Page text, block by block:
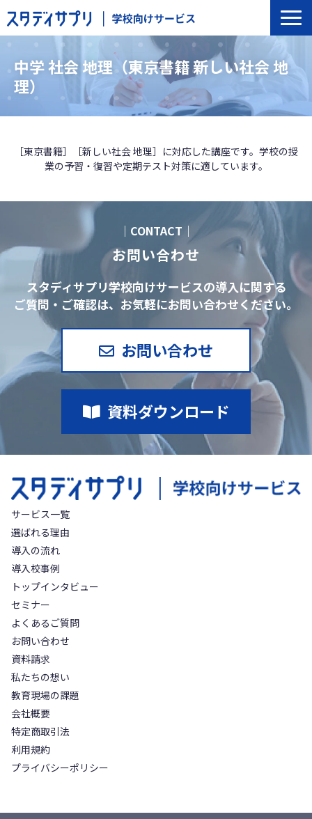
サービス一覧
選ばれる理由
導入の流れ
トップインタビュー
セミナー
よくあるご質問
中学 社会 地理（東京書籍 新しい社会 地
理）
［東京書籍］［新しい社会 地理］に対応した講座です。学校の授
業の予習・復習や定期テスト対策に適しています。
｜CONTACT｜
お問い合わせ
スタディサプリ学校向けサービスの導入に関する
ご質問・ご確認は、お気軽にお問い合わせください。
お問い合わせ
資料ダウンロード
サービス一覧
選ばれる理由
導入の流れ
導入校事例
トップインタビュー
セミナー
よくあるご質問
お問い合わせ
資料請求
私たちの想い
教育現場の課題
会社概要
特定商取引法
利用規約
プライバシーポリシー